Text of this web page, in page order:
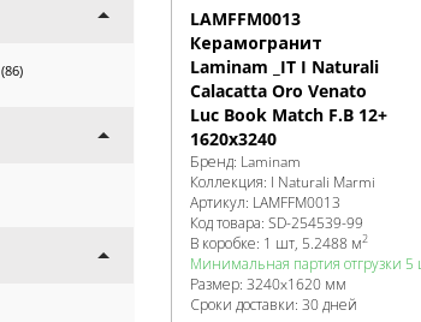
(86)
LAMFFM0013
Керамогранит
Laminam _IT I Naturali
Calacatta Oro Venato
Luc Book Match F.B 12+
1620x3240
Бренд: Laminam
Коллекция: I Naturali Marmi
Артикул: LAMFFM0013
Код товара: SD-254539-99
В коробке: 1 шт, 5.2488 м2
Минимальная партия отгрузки 5
Размер: 3240x1620 мм
Сроки доставки: 30 дней